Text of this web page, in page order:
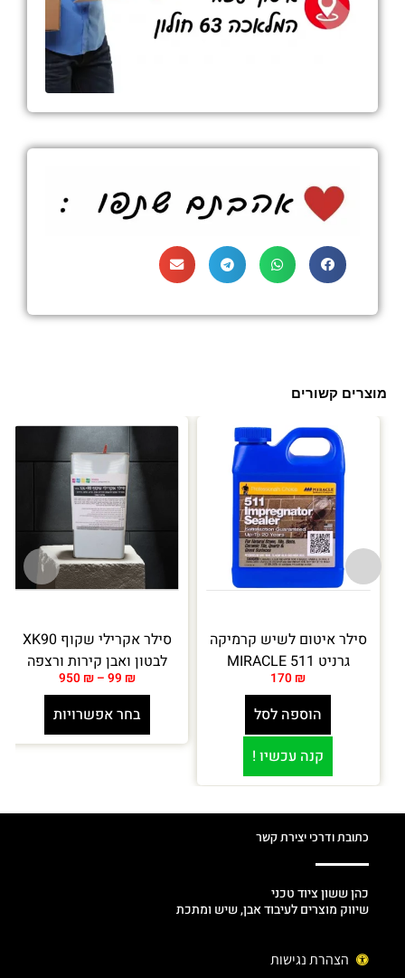
מוצרים קשורים
סילר אקרילי שקוף XK90
לבטון ואבן קירות ורצפה
99 ₪
–
950 ₪
בחר אפשרויות
סילר איטום לשיש קרמיקה
גרניט MIRACLE 511
170 ₪
הוספה לסל
קנה עכשיו !
כתובת ודרכי יצירת קשר
כהן ששון ציוד טכני
שיווק מוצרים לעיבוד אבן, שיש ומתכת
הצהרת נגישות